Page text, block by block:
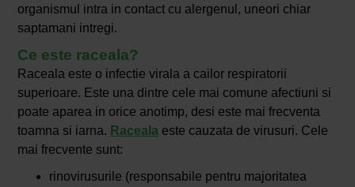
organismul intra in contact cu alergenul, uneori chiar
saptamani intregi.
Ce este raceala?
Raceala este o infectie virala a cailor respiratorii
superioare. Este una dintre cele mai comune afectiuni si
poate aparea in orice anotimp, desi este mai frecventa
toamna si iarna. Raceala este cauzata de virusuri. Cele
mai frecvente sunt:
rinovirusurile (responsabile pentru majoritatea